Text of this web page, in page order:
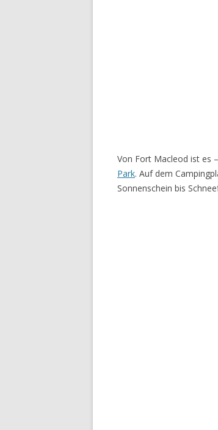
Von Fort Macleod ist es
Park. Auf dem
Sonnenschein bis